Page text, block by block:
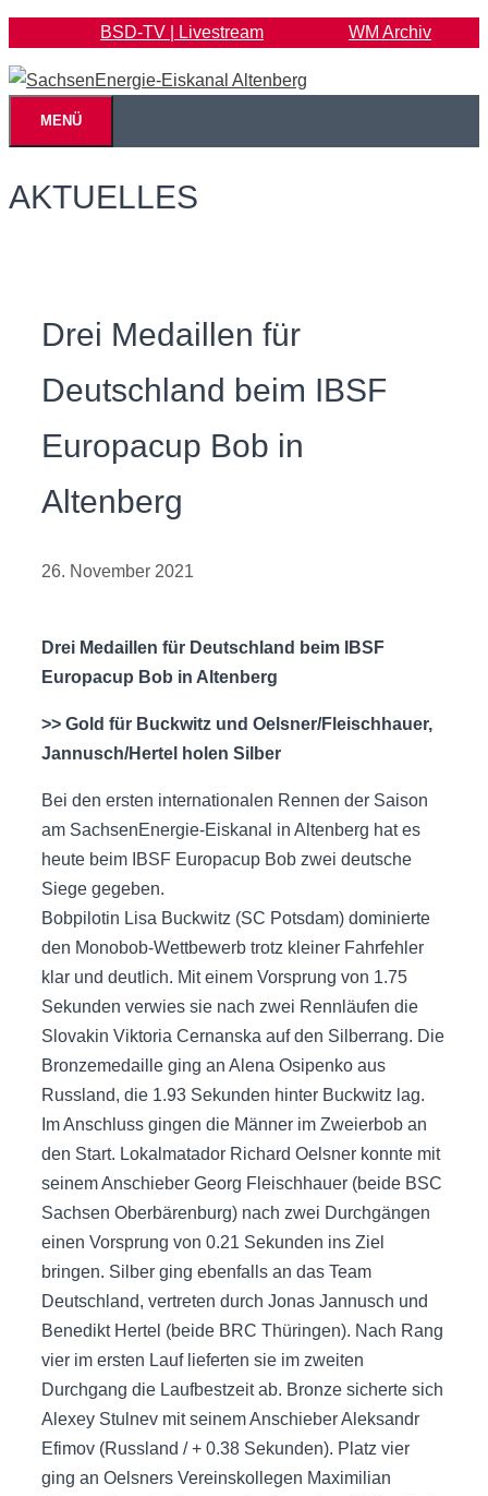
springen
BSD-TV | Livestream WM Archiv
MENÜ
AKTUELLES
Drei Medaillen für
Deutschland beim IBSF
Europacup Bob in
Altenberg
26. November 2021
Drei Medaillen für Deutschland beim IBSF
Europacup Bob in Altenberg
>> Gold für Buckwitz und Oelsner/Fleischhauer,
Jannusch/Hertel holen Silber
Bei den ersten internationalen Rennen der Saison
am SachsenEnergie-Eiskanal in Altenberg hat es
heute beim IBSF Europacup Bob zwei deutsche
Siege gegeben.
Bobpilotin Lisa Buckwitz (SC Potsdam) dominierte
den Monobob-Wettbewerb trotz kleiner Fahrfehler
klar und deutlich. Mit einem Vorsprung von 1.75
Sekunden verwies sie nach zwei Rennläufen die
Slovakin Viktoria Cernanska auf den Silberrang. Die
Bronzemedaille ging an Alena Osipenko aus
Russland, die 1.93 Sekunden hinter Buckwitz lag.
Im Anschluss gingen die Männer im Zweierbob an
den Start. Lokalmatador Richard Oelsner konnte mit
seinem Anschieber Georg Fleischhauer (beide BSC
Sachsen Oberbärenburg) nach zwei Durchgängen
einen Vorsprung von 0.21 Sekunden ins Ziel
bringen. Silber ging ebenfalls an das Team
Deutschland, vertreten durch Jonas Jannusch und
Benedikt Hertel (beide BRC Thüringen). Nach Rang
vier im ersten Lauf lieferten sie im zweiten
Durchgang die Laufbestzeit ab. Bronze sicherte sich
Alexey Stulnev mit seinem Anschieber Aleksandr
Efimov (Russland / + 0.38 Sekunden). Platz vier
ging an Oelsners Vereinskollegen Maximilian